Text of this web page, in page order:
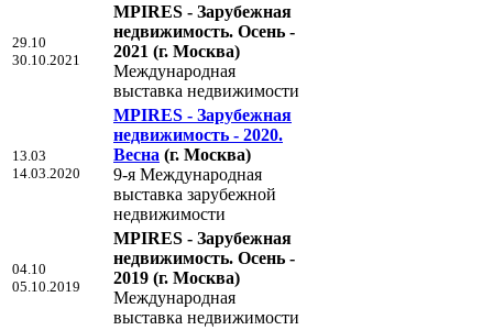
29.10
30.10.2021
MPIRES - Зарубежная
недвижимость. Осень -
2021 (г. Москва)
Международная
выставка недвижимости
13.03
14.03.2020
MPIRES - Зарубежная
недвижимость - 2020.
Весна (г. Москва)
9-я Международная
выставка зарубежной
недвижимости
04.10
05.10.2019
MPIRES - Зарубежная
недвижимость. Осень -
2019 (г. Москва)
Международная
выставка недвижимости